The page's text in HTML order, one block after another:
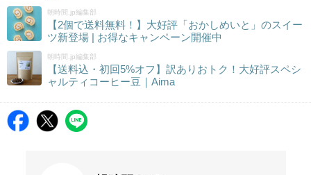
朝時間.jp編集部
【2個で送料無料！】大好評「おかしめいと」のスイー
ツ新登場 | お得なキャンペーン開催中
朝時間.jp編集部
【送料込・初回5%オフ】訳ありおトク！大好評スペシ
ャルティコーヒー豆｜Aima